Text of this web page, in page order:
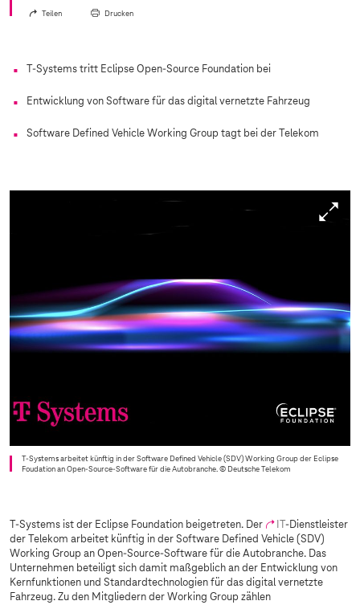
Teilen Drucken
T-Systems tritt Eclipse Open-Source Foundation bei
Entwicklung von Software für das digital vernetzte Fahrzeug
Software Defined Vehicle Working Group tagt bei der Telekom
T-Systemsarbeitet künftig in der Software Defined Vehicle (SDV) Working Group der Eclipse
Foudation an Open-Source-Software für die Autobranche.© Deutsche Telekom
T-Systems ist der Eclipse Foundation beigetreten. Der IT-Dienstleister
der Telekom arbeitet künftig in der Software Defined Vehicle (SDV)
Working Group an Open-Source-Software für die Autobranche. Das
Unternehmen beteiligt sich damit maßgeblich an der Entwicklung von
Kernfunktionen und Standardtechnologien für das digital vernetzte
Fahrzeug. Zu den Mitgliedern der Working Group zählen